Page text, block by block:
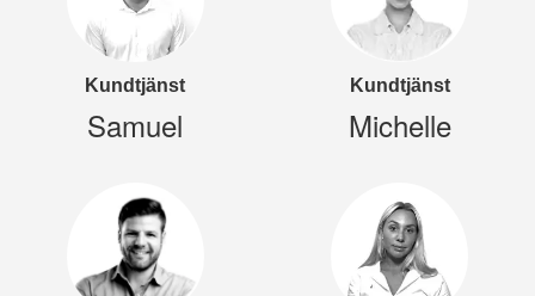
Kundtjänst
Samuel
Kundtjänst
Michelle